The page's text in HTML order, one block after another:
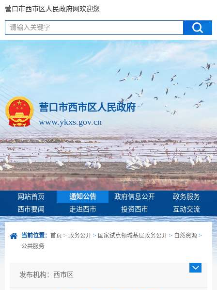
营口市西市区人民政府网欢迎您
请输入关键字
营口市西市区人民政府
www.ykxs.gov.cn
网站首页 通知公告 政府信息公开
政务服务
西市要闻
走进西市 投资西市 互动交流
当前位置： 首页 > 政务公开 > 国家试点领域基层政务公开 > 自然资源 >
公共服务
发布机构：西市区